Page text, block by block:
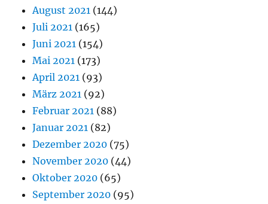
August 2021 (144)
Juli 2021 (165)
Juni 2021 (154)
Mai 2021 (173)
April 2021 (93)
März 2021 (92)
Februar 2021 (88)
Januar 2021 (82)
Dezember 2020 (75)
November 2020 (44)
Oktober 2020 (65)
September 2020 (95)